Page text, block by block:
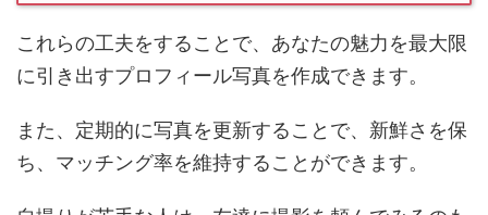
これらの工夫をすることで、あなたの魅力を最大限
に引き出すプロフィール写真を作成できます。
また、定期的に写真を更新することで、新鮮さを保
ち、マッチング率を維持することができます。